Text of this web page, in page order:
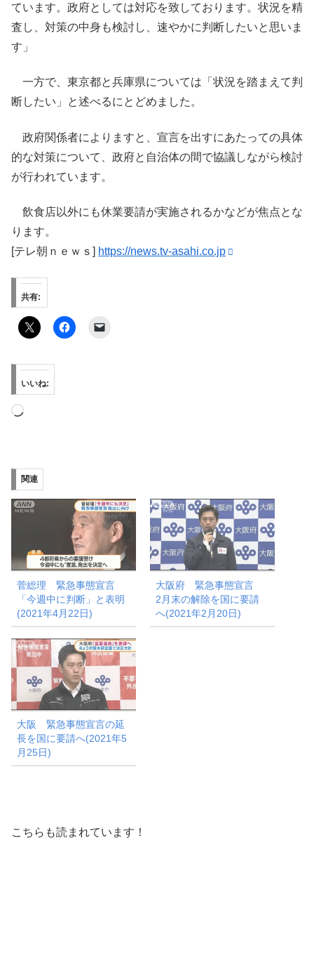
ています。政府としては対応を致しております。状況を精
査し、対策の中身も検討し、速やかに判断したいと思いま
す」
一方で、東京都と兵庫県については「状況を踏まえて判
断したい」と述べるにとどめました。
政府関係者によりますと、宣言を出すにあたっての具体
的な対策について、政府と自治体の間で協議しながら検討
が行われています。
飲食店以外にも休業要請が実施されるかなどが焦点とな
ります。
[テレ朝ｎｅｗｓ] https://news.tv-asahi.co.jp
共有:
いいね:
読
み
中…
関連
菅総理 緊急事態宣言
「今週中に判断」と表明
(2021年4月22日)
大阪府 緊急事態宣言
2月末の解除を国に要請
へ(2021年2月20日)
大阪 緊急事態宣言の延
長を国に要請へ(2021年5
月25日)
こちらも読まれています！